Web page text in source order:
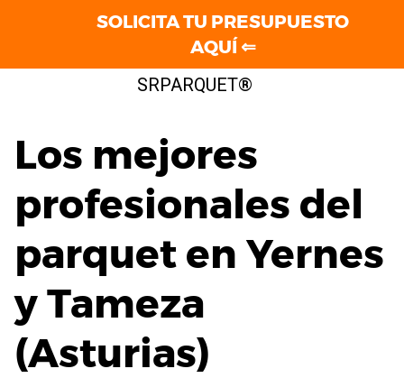
SRPARQUET®
Los mejores
profesionales del
parquet en Yernes
y Tameza
(Asturias)
SOLICITA TU PRESUPUESTO
AQUÍ ⇐